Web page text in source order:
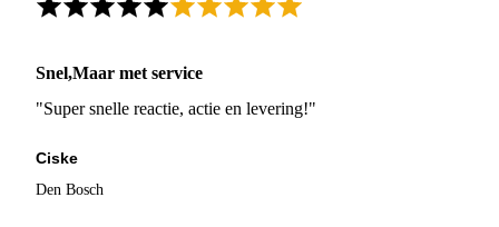
Snel,Maar met service
"Super snelle reactie, actie en levering!"
Ciske
Den Bosch